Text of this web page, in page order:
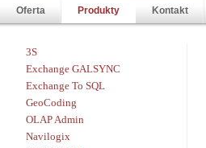
Oferta Produkty Kontakt
3S
Exchange GALSYNC
Exchange To SQL
GeoCoding
OLAP Admin
Navilogix